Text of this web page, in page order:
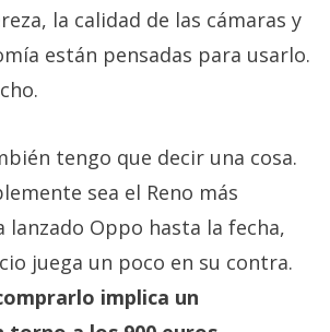
la calidad de las cámaras y
están pensadas para usarlo.
tengo que decir una cosa.
sea el Reno más
lanzado Oppo hasta la fecha,
juega un poco en su contra.
implica un